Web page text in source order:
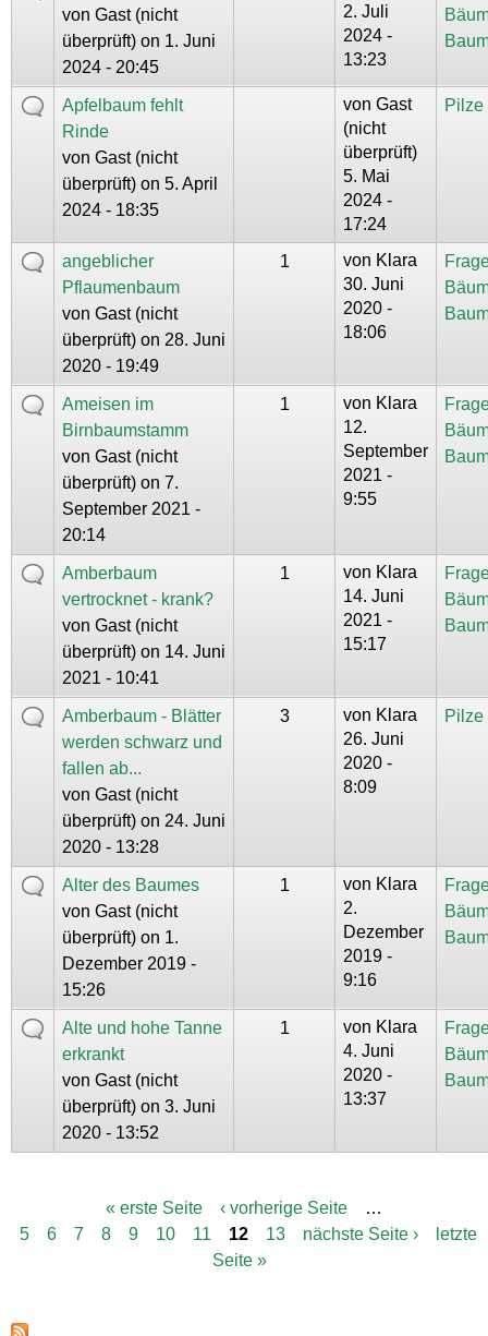
von Gast (nicht
überprüft) on 1. Juni
2024 - 20:45
2. Juli
2024 -
13:23
Apfelbaum fehlt
Rinde
von Gast (nicht
überprüft) on 5. April
2024 - 18:35
von Gast
(nicht
überprüft)
5. Mai
2024 -
17:24
Pilze
angeblicher
Pflaumenbaum
von Gast (nicht
überprüft) on 28. Juni
2020 - 19:49
1 von Klara
30. Juni
2020 -
18:06
Ameisen im
Birnbaumstamm
von Gast (nicht
überprüft) on 7.
September 2021 -
20:14
1 von Klara
12.
September
2021 -
9:55
Amberbaum
vertrocknet - krank?
von Gast (nicht
überprüft) on 14. Juni
2021 - 10:41
1 von Klara
14. Juni
2021 -
15:17
Amberbaum - Blätter
werden schwarz und
fallen ab...
von Gast (nicht
überprüft) on 24. Juni
2020 - 13:28
3 von Klara
26. Juni
2020 -
8:09
Pilze
Alter des Baumes
von Gast (nicht
überprüft) on 1.
Dezember 2019 -
15:26
1 von Klara
2.
Dezember
2019 -
9:16
Alte und hohe Tanne
erkrankt
von Gast (nicht
überprüft) on 3. Juni
2020 - 13:52
1 von Klara
4. Juni
2020 -
13:37
« erste Seite ‹ vorherige Seite
…
5
6 7 8 9 10 11 12 13 nächste Seite ›
letzte
Seite »